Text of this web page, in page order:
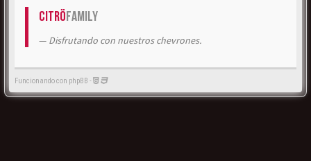
CitröFamily
Disfrutando con nuestros chevrones.
Funcionando con phpBB -